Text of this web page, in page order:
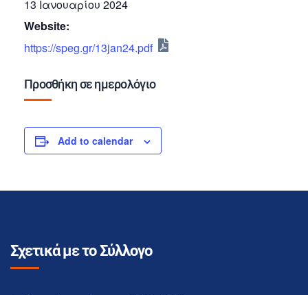
13 Ιανουαρίου 2024
Website:
https://speg.gr/13jan24.pdf
Προσθήκη σε ημερολόγιο
Add to calendar
Σχετικά με το Σύλλογο